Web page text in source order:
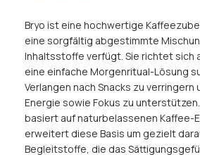
Bryo ist eine hochwertige
eine sorgfältig abgestimmte
Inhaltsstoffe verfügt. Sie richtet sich
eine einfache Morgenritual-Lösung
Verlangen nach Snacks zu verringern
Energie sowie Fokus zu
basiert auf naturbelassenen Kaffee-
erweitert diese Basis um gezielt
Begleitstoffe, die das